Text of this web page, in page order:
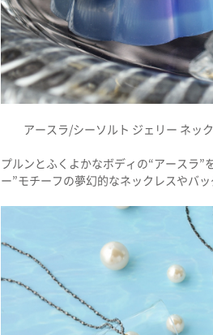
アースラ/シーソルト ジェリー ネッ
プルンとふくよかなボディの“アースラ”
ー”モチーフの夢幻的なネックレスやバッ